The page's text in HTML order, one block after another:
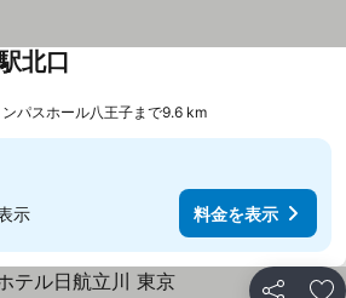
北口
ンパスホール八王子まで9.6 km
示 料金を表示